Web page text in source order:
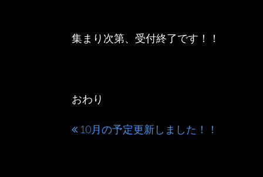
集まり次第、受付終了です！！
おわり
10月の予定更新しました！！